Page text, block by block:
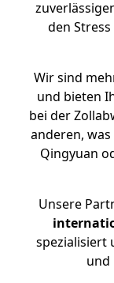
den
Wir sind
und bieten
bei der
anderen,
Qingyuan
Unsere
spezialisiert
und